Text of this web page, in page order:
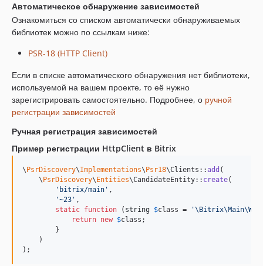
Автоматическое обнаружение зависимостей
Ознакомиться со списком автоматически обнаруживаемых
библиотек можно по ссылкам ниже:
PSR-18 (HTTP Client)
Если в списке автоматического обнаружения нет библиотеки,
используемой на вашем проекте, то её нужно
зарегистрировать самостоятельно. Подробнее, о ручной
регистрации зависимостей
Ручная регистрация зависимостей
Пример регистрации HttpClient в Bitrix
\ PsrDiscovery\Implementations\ Psr18\Clients::add (
    \
PsrDiscovery\ Entities\CandidateEntity:: create(
' bitrix/main ' ,
'~23 ' ,
static function ( string $class = '
return new $class ;
        }
    )
);